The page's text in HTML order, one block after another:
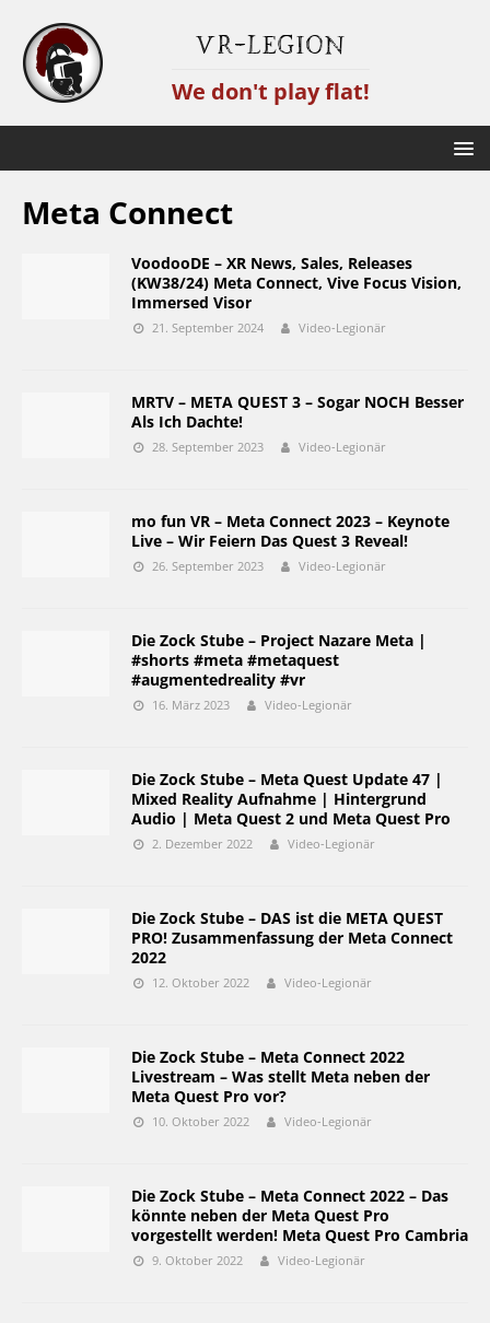
VR-Legion
We don't play flat!
Meta Connect
VoodooDE – XR News, Sales, Releases
(KW38/24) Meta Connect, Vive Focus Vision,
Immersed Visor
21. September 2024 Video-Legionär
MRTV – META QUEST 3 – Sogar NOCH Besser
Als Ich Dachte!
28. September 2023 Video-Legionär
mo fun VR – Meta Connect 2023 – Keynote
Live – Wir Feiern Das Quest 3 Reveal!
26. September 2023 Video-Legionär
Die Zock Stube – Project Nazare Meta |
#shorts #meta #metaquest
#augmentedreality #vr
16. März 2023 Video-Legionär
Die Zock Stube – Meta Quest Update 47 |
Mixed Reality Aufnahme | Hintergrund
Audio | Meta Quest 2 und Meta Quest Pro
2. Dezember 2022 Video-Legionär
Die Zock Stube – DAS ist die META QUEST
PRO! Zusammenfassung der Meta Connect
2022
12. Oktober 2022 Video-Legionär
Die Zock Stube – Meta Connect 2022
Livestream – Was stellt Meta neben der
Meta Quest Pro vor?
10. Oktober 2022 Video-Legionär
Die Zock Stube – Meta Connect 2022 – Das
könnte neben der Meta Quest Pro
vorgestellt werden! Meta Quest Pro Cambria
9. Oktober 2022 Video-Legionär